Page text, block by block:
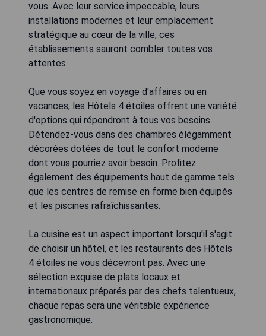
vous. Avec leur service impeccable, leurs
installations modernes et leur emplacement
stratégique au cœur de la ville, ces
établissements sauront combler toutes vos
attentes.
Que vous soyez en voyage d'affaires ou en
vacances, les Hôtels 4 étoiles offrent une variété
d'options qui répondront à tous vos besoins.
Détendez-vous dans des chambres élégamment
décorées dotées de tout le confort moderne
dont vous pourriez avoir besoin. Profitez
également des équipements haut de gamme tels
que les centres de remise en forme bien équipés
et les piscines rafraîchissantes.
La cuisine est un aspect important lorsqu'il s'agit
de choisir un hôtel, et les restaurants des Hôtels
4 étoiles ne vous décevront pas. Avec une
sélection exquise de plats locaux et
internationaux préparés par des chefs talentueux,
chaque repas sera une véritable expérience
gastronomique.